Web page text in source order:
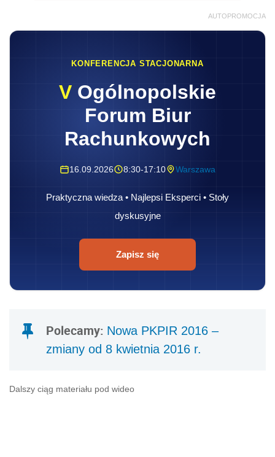
AUTOPROMOCJA
KONFERENCJA STACJONARNA
V Ogólnopolskie
Forum Biur
Rachunkowych
16.09.2026 8:30-17:10 Warszawa
Praktyczna wiedza • Najlepsi Eksperci • Stoły
dyskusyjne
Zapisz się
Polecamy: Nowa PKPIR 2016 –
zmiany od 8 kwietnia 2016 r.
Dalszy ciąg materiału pod wideo